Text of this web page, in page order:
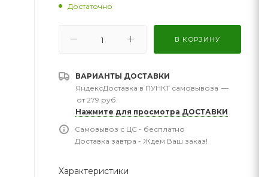
Достаточно
В КОРЗИНУ
ВАРИАНТЫ ДОСТАВКИ
ЯндексДоставка в ПУНКТ самовывоза —
от 279 руб.
Нажмите для просмотра ДОСТАВКИ
Самовывоз с ЦС - бесплатно
Доставка завтра - Ждем Ваш заказ!
Характеристики